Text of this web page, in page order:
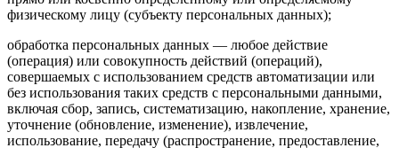
физическому лицу (субъекту персональных данных);
обработка персональных данных — любое действие
(операция) или совокупность действий (операций),
совершаемых с использованием средств автоматизации или
без использования таких средств с персональными данными,
включая сбор, запись, систематизацию, накопление, хранение,
уточнение (обновление, изменение), извлечение,
использование, передачу (распространение, предоставление,